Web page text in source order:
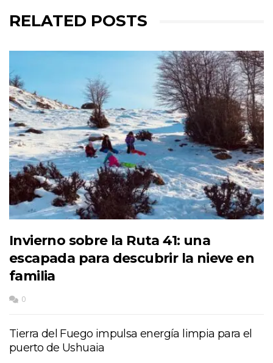
RELATED POSTS
Invierno sobre la Ruta 41: una
escapada para descubrir la nieve en
familia
0
Tierra del Fuego impulsa energía limpia para el
puerto de Ushuaia